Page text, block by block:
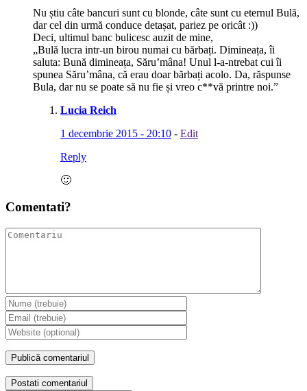
Nu știu câte bancuri sunt cu blonde, câte sunt cu eternul Bulă,
dar cel din urmă conduce detașat, pariez pe oricât :))
Deci, ultimul banc bulicesc auzit de mine,
„Bulă lucra intr-un birou numai cu bărbați. Dimineața, îi
saluta: Bună dimineața, Săru’mâna! Unul l-a-ntrebat cui îi
spunea Săru’mâna, că erau doar bărbați acolo. Da, răspunse
Bula, dar nu se poate să nu fie și vreo c**vă printre noi.”
Lucia Reich
1 decembrie 2015 - 20:10 - Edit
Reply
🙂
Comentati?
Postati comentariul